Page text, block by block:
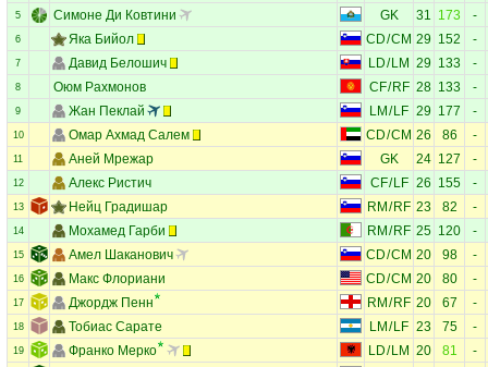
5 Симоне Ди Ковтини GK 31 173 -
6 Яка Бийол CD/CM 29 152 -
7 Давид Белошич LD/ LM 29 133 -
8 Оюм Рахмонов CF/RF 28 133 -
9 Жан Пеклай LM / LF 29 177 -
10 Омар Ахмад Салем CD/CM 26 86 -
11 Аней Мрежар GK 24 127 -
12 Алекс Ристич CF/LF 26 155 -
13 Нейц Градишар RM / RF 23 82 -
14 Мохамед Гарби RM / RF 25 120 -
15 Амел Шаканович CD/CM 20 98 -
16 Макс Флориани CD/CM 20 80 -
17 Джордж Пенн RM / RF 20 67 -
18 Тобиас Сарате LM / LF 23 75 -
19 Франко Мерко LD/ LM 20 81 -